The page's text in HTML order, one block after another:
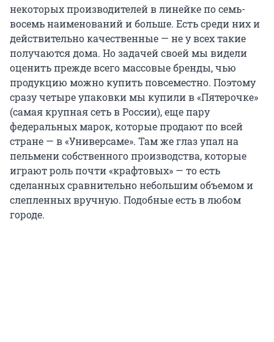
некоторых производителей в линейке по семь-
восемь наименований и больше. Есть среди них и
действительно качественные — не у всех такие
получаются дома. Но задачей своей мы видели
оценить прежде всего массовые бренды, чью
продукцию можно купить повсеместно. Поэтому
сразу четыре упаковки мы купили в «Пятерочке»
(самая крупная сеть в России), еще пару
федеральных марок, которые продают по всей
стране — в «Универсаме». Там же глаз упал на
пельмени собственного производства, которые
играют роль почти «крафтовых» — то есть
сделанных сравнительно небольшим объемом и
слепленных вручную. Подобные есть в любом
городе.